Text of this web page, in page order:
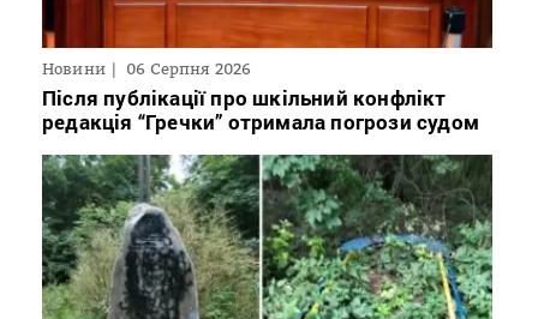
Новини 06 Серпня 2026
Після публікації про шкільний конфлікт
редакція “Гречки” отримала погрози судом